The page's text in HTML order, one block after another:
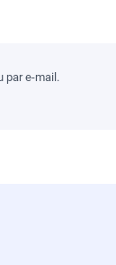
par e-mail.